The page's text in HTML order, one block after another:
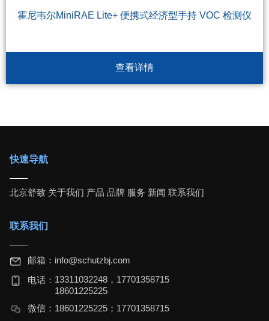
霍尼韦尔MiniRAE Lite+ 便携式经济型手持 VOC 检测仪
查看详情
快速导航
北京舒致 关于我们 产品 品牌 服务 新闻 联系我们
联系我们
邮箱： info@schutzbj.com
电话： 13311032248，17701358715
18601225225
微信： 18601225225；17701358715